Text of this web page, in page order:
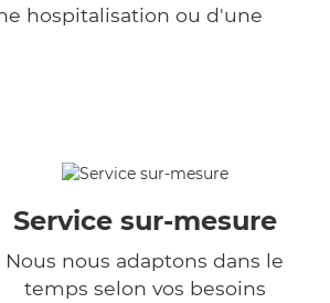
hospitalisation ou d'une
Service sur-mesure
Nous nous adaptons dans le
temps selon vos besoins